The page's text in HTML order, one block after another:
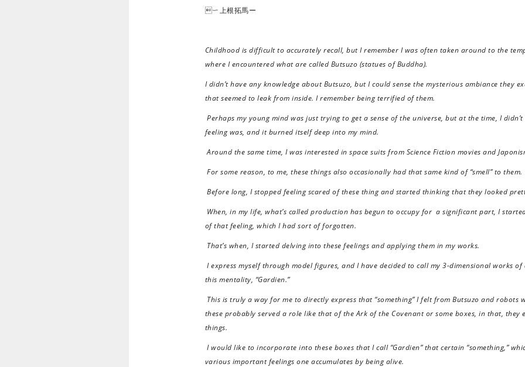
ー上根拓馬ー
Childhood is difficult to accurately recall, but I remember I was often taken around to the
where I encountered what are called Butsuzo (statues of Buddha).
I didn’t have any knowledge about Butsuzo, but I could sense the mysterious ambiance they
that seemed to leak from inside. I remember being terrified of them.
Perhaps my young mind was just trying to get a sense of the universe, but at the time, I
feeling was, and it burned itself deep into my mind.
Around the same time, I was interested in space suits from Science Fiction movies and
For some reason, to me, these things also occasionally had that same kind of “smell” to them.
Before long, I stopped feeling scared of these thing and started thinking that they looked
When, in my life, what’s called production has begun to occupy for a significant part, I
of that feeling, which I had sort of forgotten.
That’s when, I started delving into these feelings and applying them in my works.
I express myself through model figures, and I have decided to call my 3-dimensional works
this mentality, “Gardien.”
This is truly a way for me to directly express that “something” I felt from Butsuzo and robots
these probably served a role like that of the Ark of the Covenant or some boxes, in that, they
things.
I would like to incorporate into these boxes that I call “Gardien” that certain “something,”
various important feelings one accumulates by being alive.